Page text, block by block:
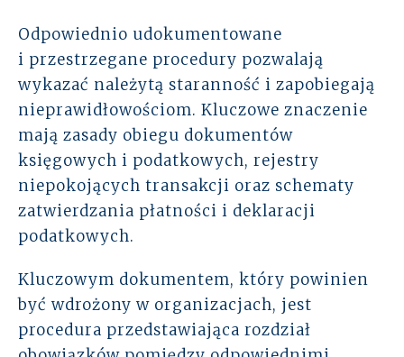
Odpowiednio udokumentowane
i przestrzegane procedury pozwalają
wykazać należytą staranność i zapobiegają
nieprawidłowościom. Kluczowe znaczenie
mają zasady obiegu dokumentów
księgowych i podatkowych, rejestry
niepokojących transakcji oraz schematy
zatwierdzania płatności i deklaracji
podatkowych.
Kluczowym dokumentem, który powinien
być wdrożony w organizacjach, jest
procedura przedstawiająca rozdział